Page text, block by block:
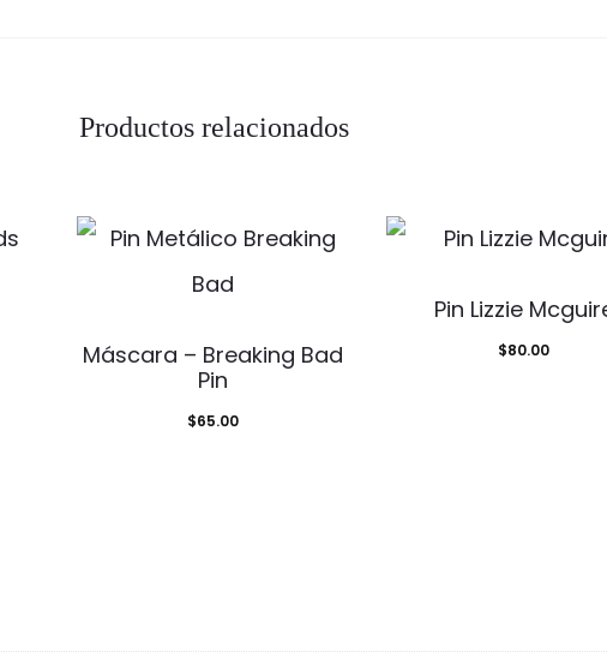
Productos relacionados
Máscara – Breaking Bad
Pin
$65.00
Pin Lizzie
$80.00